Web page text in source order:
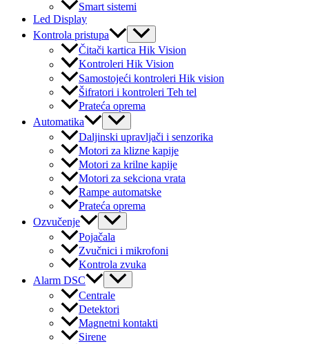
Smart sistemi
Led Display
Kontrola pristupa
Menu
Toggle
Čitači kartica Hik Vision
Kontroleri Hik Vision
Samostojeći kontroleri Hik vision
Šifratori i kontroleri Teh tel
Prateća oprema
Automatika
Menu
Toggle
Daljinski upravljači i senzorika
Motori za klizne kapije
Motori za krilne kapije
Motori za sekciona vrata
Rampe automatske
Prateća oprema
Ozvučenje
Menu
Toggle
Pojačala
Zvučnici i mikrofoni
Kontrola zvuka
Alarm DSC
Menu
Toggle
Centrale
Detektori
Magnetni kontakti
Sirene